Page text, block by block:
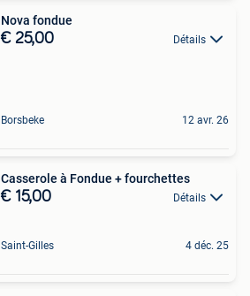
Nova fondue
€ 25,00 Détails
Borsbeke 12 avr. 26
Casserole à Fondue + fourchettes
€ 15,00 Détails
Saint-Gilles 4 déc. 25